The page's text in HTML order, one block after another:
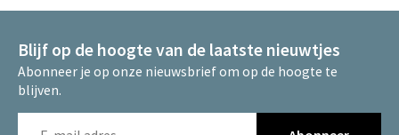
Blijf op de hoogte van de laatste nieuwtjes
Abonneer je op onze nieuwsbrief om op de hoogte te
blijven.